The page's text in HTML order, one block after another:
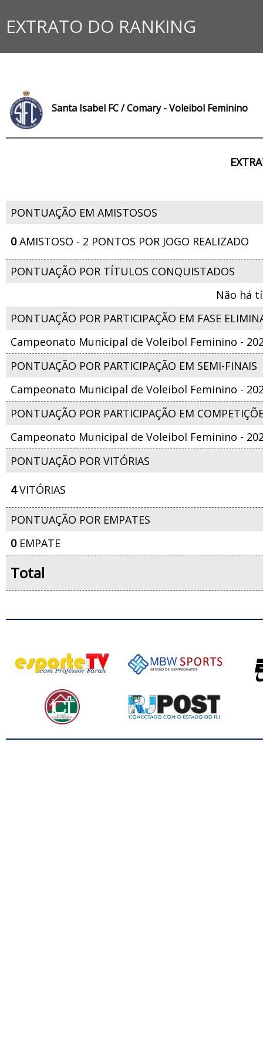
EXTRATO DO RANKING
Santa Isabel FC / Comary - Voleibol Feminino
PONTUAÇÃO EM AMISTOSOS
0AMISTOSO - 2 PONTOS POR JOGO REALIZADO
PONTUAÇÃO POR TÍTULOS CONQUISTADOS
Não há
PONTUAÇÃO POR PARTICIPAÇÃO EM FASE
Campeonato Municipal de Voleibol Feminino -
PONTUAÇÃO POR PARTICIPAÇÃO EM SEMI-FINAIS
Campeonato Municipal de Voleibol Feminino -
PONTUAÇÃO POR PARTICIPAÇÃO EM
Campeonato Municipal de Voleibol Feminino -
PONTUAÇÃO POR VITÓRIAS
4VITÓRIAS
PONTUAÇÃO POR EMPATES
0EMPATE
Total